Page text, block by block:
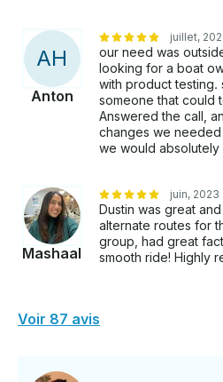
AH
Anton
juillet,
our need was
looking for a boat
with product
someone that could
Answered the call,
changes we
we would absolutely
Mashaal
juin, 2023
Dustin was great
alternate routes for
group, had great
smooth ride! Highly
Voir 87 avis